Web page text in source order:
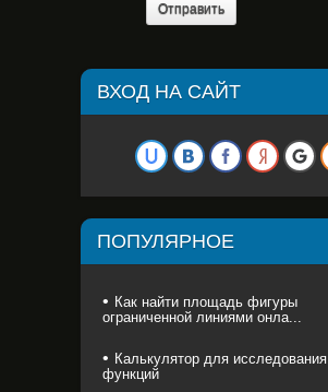
Отправить
ВХОД НА САЙТ
ПОПУЛЯРНОЕ
Как найти площадь фигуры
ограниченной линиями онла...
Калькулятор для исследования
функций